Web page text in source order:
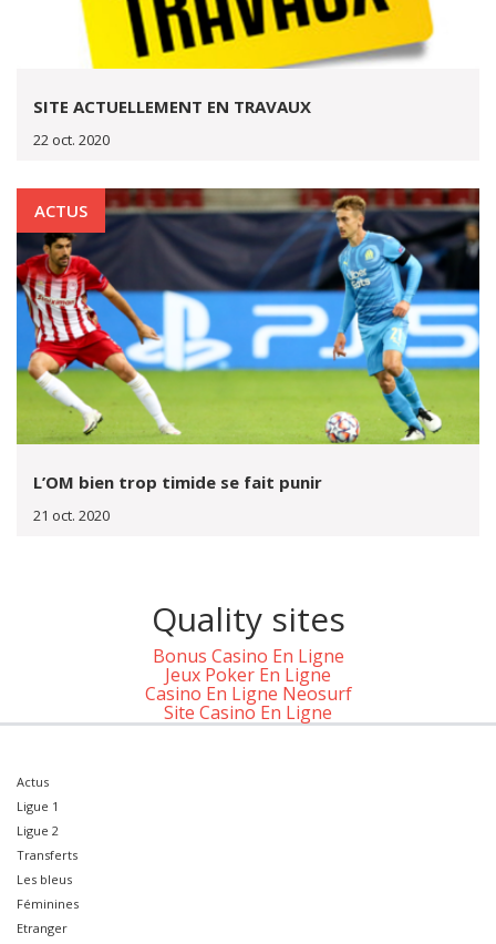
SITE ACTUELLEMENT EN TRAVAUX
22 oct. 2020
ACTUS
L’OM bien trop timide se fait punir
21 oct. 2020
Quality sites
Bonus Casino En Ligne
Jeux Poker En Ligne
Casino En Ligne Neosurf
Site Casino En Ligne
Actus
Ligue 1
Ligue 2
Transferts
Les bleus
Féminines
Etranger